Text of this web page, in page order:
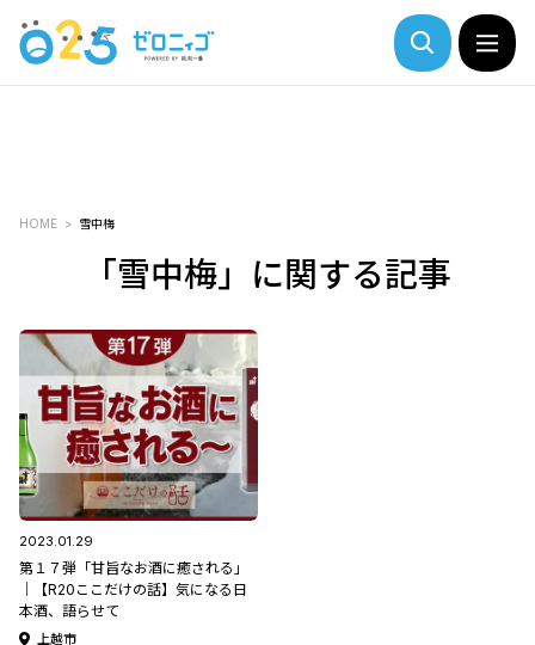
HOME 雪中梅
「雪中梅」に関する記事
2023.01.29
第１７弾「甘旨なお酒に癒される」
｜【R20ここだけの話】気になる日
本酒、語らせて
上越市